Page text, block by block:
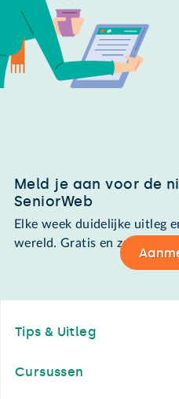
Meld je aan voor de
SeniorWeb
Elke week duidelijke uitleg
wereld. Gratis en zomaar in
Tips & Uitleg
Cursussen